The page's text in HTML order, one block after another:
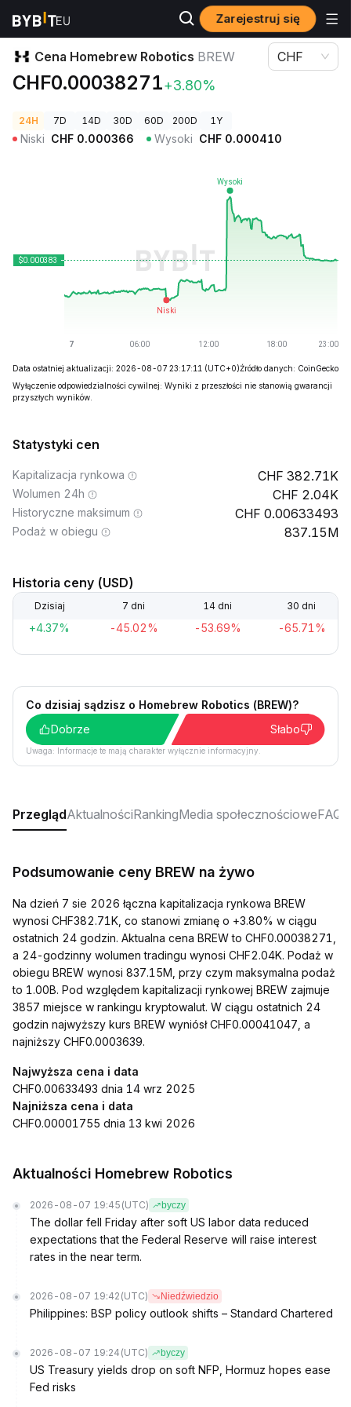
Zarejestruj się
Ceny kryptowalut Cena Homebrew Robotics BREW
Cena Homebrew Robotics BREW
CHF0.00038271+3.80%
CHF
24H 7D 14D 30D 60D 200D 1Y
Niski CHF 0.000366 Wysoki CHF 0.000410
Data ostatniej aktualizacji: 2026-08-07 23:17:11 (UTC+0)Źródło danych: CoinGecko
Wyłączenie odpowiedzialności cywilnej: Wyniki z przeszłości nie stanowią gwarancji
przyszłych wyników.
Statystyki cen
Kapitalizacja rynkowa 382.71K
Wolumen 24h 2.04K
Historyczne maksimum 0.00633493
Podaż w obiegu 837.15M
Historia ceny (USD)
Dzisiaj 7 dni 14 dni 30 dni
+4.37% -45.02% -53.69% -65.71%
Co dzisiaj sądzisz o Homebrew Robotics (BREW)?
Dobrze
Słabo
Uwaga: Informacje te mają charakter wyłącznie informacyjny.
PrzeglądAktualnościRankingMedia społecznościoweFAQ
Podsumowanie ceny BREW na żywo
Na dzień 7 sie 2026 łączna kapitalizacja rynkowa BREW
wynosi CHF382.71K, co stanowi zmianę o +3.80% w ciągu
ostatnich 24 godzin. Aktualna cena BREW to CHF0.00038271,
a 24-godzinny wolumen tradingu wynosi CHF2.04K. Podaż w
obiegu BREW wynosi 837.15M, przy czym maksymalna podaż
to 1.00B. Pod względem kapitalizacji rynkowej BREW zajmuje
3857 miejsce w rankingu kryptowalut. W ciągu ostatnich 24
godzin najwyższy kurs BREW wyniósł CHF0.00041047, a
najniższy CHF0.0003639.
Najwyższa cena i data
CHF0.00633493 dnia 14 wrz 2025
Najniższa cena i data
CHF0.00001755 dnia 13 kwi 2026
Aktualności Homebrew Robotics
2026-08-07 19:45 (UTC) byczy
The dollar fell Friday after soft US labor data reduced
expectations that the Federal Reserve will raise interest
rates in the near term.
2026-08-07 19:42 (UTC) Niedźwiedzio
Philippines: BSP policy outlook shifts – Standard Chartered
2026-08-07 19:24 (UTC) byczy
US Treasury yields drop on soft NFP, Hormuz hopes ease
Fed risks